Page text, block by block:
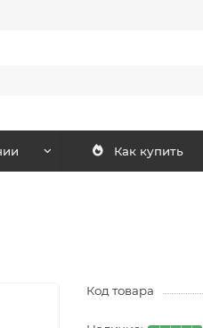
Как купить
Код товара